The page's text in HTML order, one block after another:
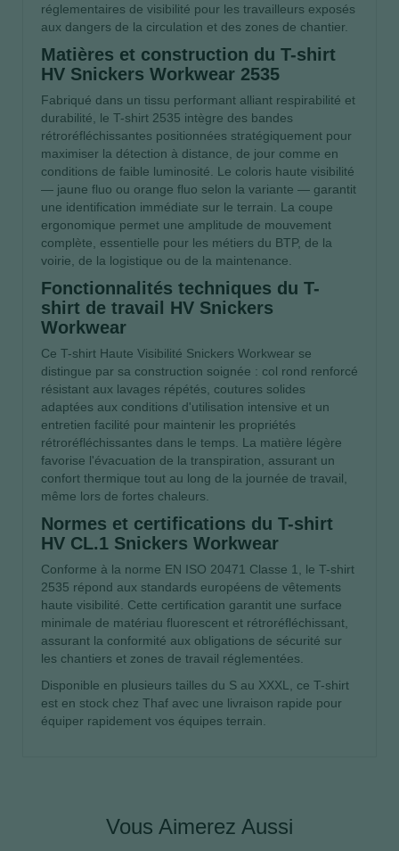
réglementaires de visibilité pour les travailleurs exposés
aux dangers de la circulation et des zones de chantier.
Matières et construction du T-shirt
HV Snickers Workwear 2535
Fabriqué dans un tissu performant alliant respirabilité et
durabilité, le T-shirt 2535 intègre des bandes
rétroréfléchissantes positionnées stratégiquement pour
maximiser la détection à distance, de jour comme en
conditions de faible luminosité. Le coloris haute visibilité
— jaune fluo ou orange fluo selon la variante — garantit
une identification immédiate sur le terrain. La coupe
ergonomique permet une amplitude de mouvement
complète, essentielle pour les métiers du BTP, de la
voirie, de la logistique ou de la maintenance.
Fonctionnalités techniques du T-
shirt de travail HV Snickers
Workwear
Ce T-shirt Haute Visibilité Snickers Workwear se
distingue par sa construction soignée : col rond renforcé
résistant aux lavages répétés, coutures solides
adaptées aux conditions d'utilisation intensive et un
entretien facilité pour maintenir les propriétés
rétroréfléchissantes dans le temps. La matière légère
favorise l'évacuation de la transpiration, assurant un
confort thermique tout au long de la journée de travail,
même lors de fortes chaleurs.
Normes et certifications du T-shirt
HV CL.1 Snickers Workwear
Conforme à la norme EN ISO 20471 Classe 1, le T-shirt
2535 répond aux standards européens de vêtements
haute visibilité. Cette certification garantit une surface
minimale de matériau fluorescent et rétroréfléchissant,
assurant la conformité aux obligations de sécurité sur
les chantiers et zones de travail réglementées.
Disponible en plusieurs tailles du S au XXXL, ce T-shirt
est en stock chez Thaf avec une livraison rapide pour
équiper rapidement vos équipes terrain.
Vous Aimerez Aussi